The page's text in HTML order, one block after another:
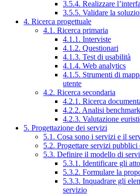
3.5.4. Realizzare
3.5.5. Validare la
4. Ricerca progettuale
4.1. Ricerca primaria
4.1.1. Interviste
4.1.2. Questionari
4.1.3. Test di usabilità
4.1.4. Web analytics
4.1.5. Strumenti di
utente
4.2. Ricerca secondaria
4.2.1. Ricerca
4.2.2. Analisi benchmark
4.2.3. Valutazione
5. Progettazione dei servizi
5.1. Cosa sono i servizi e il
5.2. Progettare servizi pubblici
5.3. Definire il modello di
5.3.1. Identificare gli
5.3.2. Formulare la
5.3.3. Inquadrare gli
servizio